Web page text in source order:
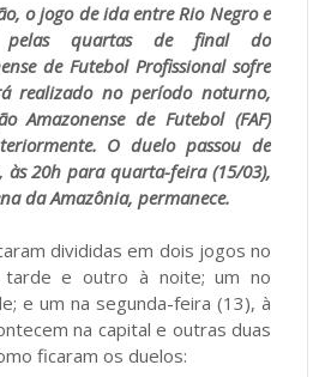
o jogo de ida entre Rio Negro e
pelas quartas de final do
de Futebol Profissional sofre
realizado no período noturno,
Amazonense de Futebol (FAF)
O duelo passou de
às 20h para quarta-feira (15/03),
da Amazônia, permanece.
divididas em dois jogos no
tarde e outro à noite; um no
e um na segunda-feira (13), à
na capital e outras duas
ficaram os duelos: